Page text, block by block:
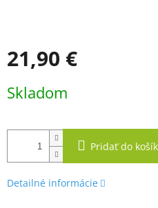
21,90 €
cena:
Skladom
Pridať do
Detailné informácie